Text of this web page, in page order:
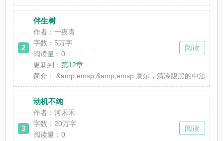
2
伴生树
作者：一夜青
字数：5万字
阅读量：0
更新到：第12章
简介：
&amp;emsp;&amp;emsp;虞尔，清冷腹黑的中法混
阅读
3
动机不纯
作者：河禾禾
字数：20万字
阅读量：0
阅读